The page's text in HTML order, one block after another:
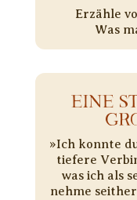
Erzähle
Was
EINE
»Ich konnte
tiefere
was ich als
nehme